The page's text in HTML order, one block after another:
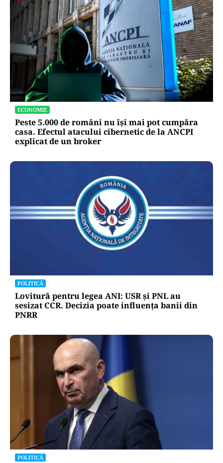
ECONOMIE
Peste 5.000 de români nu își mai pot cumpăra
casa. Efectul atacului cibernetic de la ANCPI
explicat de un broker
POLITICĂ
Lovitură pentru legea ANI: USR și PNL au
sesizat CCR. Decizia poate influența banii din
PNRR
POLITICĂ